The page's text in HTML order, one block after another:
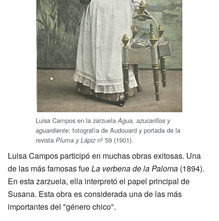
Luisa Campos en la zarzuela Agua, azucarillos y
aguardiente; fotografía de Audouard y portada de la
revista Pluma y Lápiznº 59 (1901).
Luisa Campos participó en muchas obras exitosas. Una
de las más famosas fueLa verbena de la Paloma (1894).
En esta zarzuela, ella interpretó el papel principal de
Susana. Esta obra es considerada una de las más
importantes del "género chico".